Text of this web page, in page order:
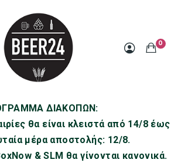
0
ΔΙΑΚΟΠΩΝ:
θα είναι κλειστά από 14/8 έως
μέρα αποστολής: 12/8.
& SLM θα γίνονται κανονικά.